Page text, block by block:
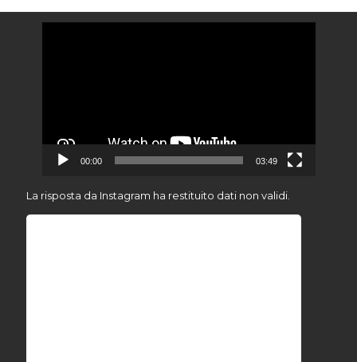
00:00 03:49
La risposta da Instagram ha restituito dati non validi.